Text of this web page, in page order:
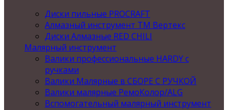
Диски пильные PROCRAFT
Алмазный инструмент ТМ Вертекс
Диски Алмазные RED CHILI
Малярный инструмент
Валики профессиональные HARDY с
ручками
Валики Малярные в СБОРЕ С РУЧКОЙ
Валики малярные РемоКолор/ALG
Вспомогательный малярный инструмент